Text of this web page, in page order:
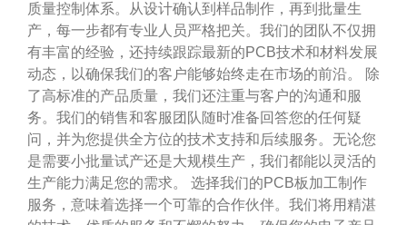
质量控制体系。从设计确认到样品制作，再到批量生
产，每一步都有专业人员严格把关。我们的团队不仅拥
有丰富的经验，还持续跟踪最新的PCB技术和材料发展
动态，以确保我们的客户能够始终走在市场的前沿。 除
了高标准的产品质量，我们还注重与客户的沟通和服
务。我们的销售和客服团队随时准备回答您的任何疑
问，并为您提供全方位的技术支持和后续服务。无论您
是需要小批量试产还是大规模生产，我们都能以灵活的
生产能力满足您的需求。 选择我们的PCB板加工制作
服务，意味着选择一个可靠的合作伙伴。我们将用精湛